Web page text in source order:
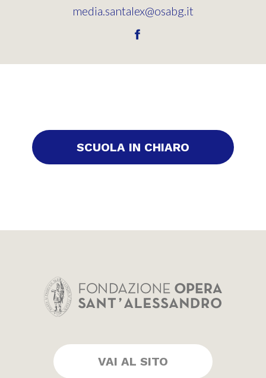
media.santalex@osabg.it
SCUOLA IN CHIARO
VAI AL SITO